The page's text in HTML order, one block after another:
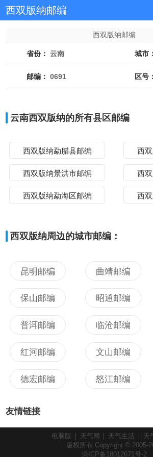
西双版纳邮编
西双版纳邮编
省份： 云南 城市：
邮编： 0691 区号：
云南西双版纳的所有县区邮编
西双版纳勐腊县邮编 西
西双版纳景洪市邮编 西
西双版纳勐海区邮编 西
西双版纳周边的城市邮编：
昆明邮编 曲靖邮编
保山邮编 昭通邮编
普洱邮编 临沧邮编
红河邮编 文山邮编
德宏邮编 怒江邮编
友情链接
电脑版 天气网 天气生活
天
版权所有 Copyright © 2005-
渝ICP备18012671号-2